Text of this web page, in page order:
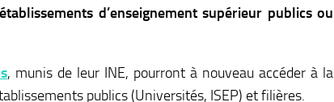
d’enseignement supérieur publics ou
, munis de leur INE, pourront à nouveau accéder à la
publics (Universités, ISEP) et filières.